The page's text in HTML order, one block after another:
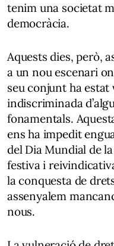
tenim una societat
democràcia.
Aquests dies, però,
a un nou escenari
seu conjunt ha estat
indiscriminada
fonamentals.
ens ha impedit
del Dia Mundial de
festiva i
la conquesta de
assenyalem
nous.